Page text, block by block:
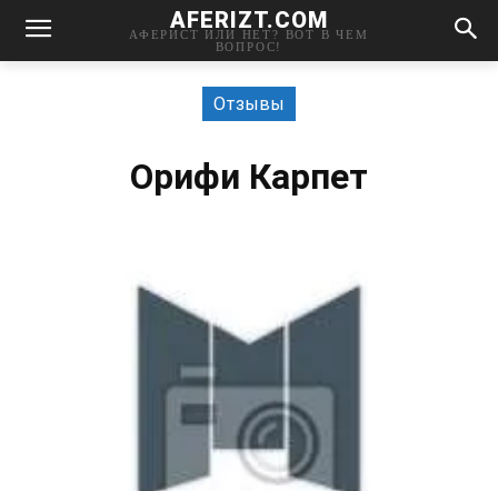
AFERIZT.COM
АФЕРИСТ ИЛИ НЕТ? ВОТ В ЧЕМ
ВОПРОС!
Отзывы
Орифи Карпет